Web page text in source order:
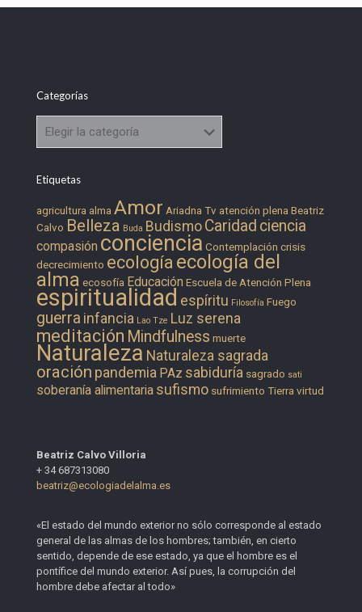
Categorías
Etiquetas
agricultura alma Amor Ariadna Tv atención plena Beatriz
Calvo Belleza Buda Budismo Caridad ciencia
compasión conciencia Contemplación crisis
decrecimiento ecología ecología del
alma ecosofía Educación Escuela de Atención Plena
espiritualidad espíritu Filosofía Fuego
guerra infancia Lao Tze Luz serena
meditación Mindfulness muerte
Naturaleza Naturaleza sagrada
oración pandemia PAz sabiduría sagrado sati
soberanía alimentaria sufismo sufrimiento Tierra virtud
Beatriz Calvo Villoria
+ 34 687313080
beatriz@ecologiadelalma.es
«El estado del mundo exterior no sólo corresponde al estado
general de las almas de los hombres; también, en cierto
sentido, depende de ese estado, ya que el hombre es el
pontífice del mundo exterior. Así pues, la corrupción del
hombre debe afectar al todo»